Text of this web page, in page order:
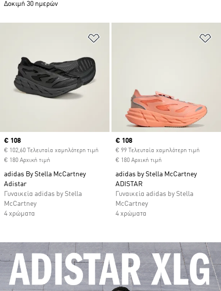
Προσθήκη στη Λίστα Επιθυμιών
Current price
€ 108
€ 102,60 Τελευταία χαμηλότερη τιμή
€ 180 Αρχική τιμή
adidas By Stella McCartney
Adistar
Γυναικεία adidas by Stella
McCartney
4 χρώματα
Current price
€ 108
€ 99 Τελευταία χαμηλότερη τιμή
€ 180 Αρχική τιμή
adidas by Stella McCartney
ADISTAR
Γυναικεία adidas by Stella
McCartney
4 χρώματα
Δοκιμή 30 ημερών